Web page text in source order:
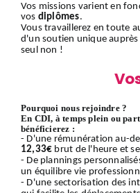
Vos missions varient en
vos diplômes.
Vous travaillerez en toute
d'un soutien unique
seul non !
Pourquoi nous rejoindre ?
En CDI, à temps plein ou
bénéficierez :
- D'une rémunération au-
12,33€ brut de l'heure et
- De plannings
un équilibre vie
- D'une sectorisation des